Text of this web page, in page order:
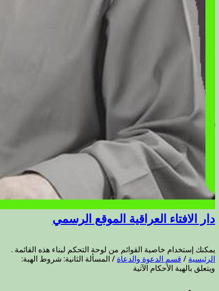
دار الافتاء العراقية الموقع الرسمي
يمكنك إستخدام خاصية القوائم من لوحة التحكم لبناء هذه القائمة .
الرئيسية / قسم الدعوة والدعاة / المسألة الثانية: شروط الهبة:
ويتعلق بالهبة الأحكام الآتية